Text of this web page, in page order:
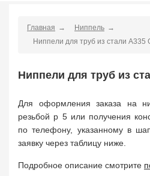
Крестовина 361
Переходник понижающий
Муфта соединительная
Пробка 72
Втулка, футорка
Бобышка 63248
Днище 11832
Главная
Ниппель
Ниппели для труб из стали A335
Ниппели для труб из
Для оформления заказа на
резьбой р 5 или получения
по телефону, указанному в
заявку через таблицу ниже.
Подробное описание смотрите